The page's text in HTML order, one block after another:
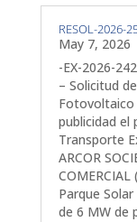
RESOL-2026-
May 7, 2026
-EX-2026-
– Solicitud
Fotovoltaico
publicidad el
Transporte
ARCOR
COMERCIAL
Parque
de 6 MW de